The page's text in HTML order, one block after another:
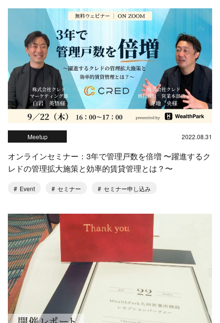
Meetup 2022.08.31
オンラインセミナー：3年で管理戸数を倍増 〜躍進するク
レドの管理拡大施策と効率的賃貸管理とは？〜
Event セミナー セミナー申し込み